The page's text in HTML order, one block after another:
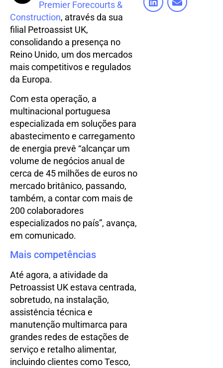
Premier Forecourts &
Construction, através da sua
filial Petroassist UK,
consolidando a presença no
Reino Unido, um dos mercados
mais competitivos e regulados
da Europa.
Com esta operação, a
multinacional portuguesa
especializada em soluções para
abastecimento e carregamento
de energia prevê “alcançar um
volume de negócios anual de
cerca de 45 milhões de euros no
mercado britânico, passando,
também, a contar com mais de
200 colaboradores
especializados no país”, avança,
em comunicado.
Mais competências
Até agora, a atividade da
Petroassist UK estava centrada,
sobretudo, na instalação,
assistência técnica e
manutenção multimarca para
grandes redes de estações de
serviço e retalho alimentar,
incluindo clientes como Tesco,